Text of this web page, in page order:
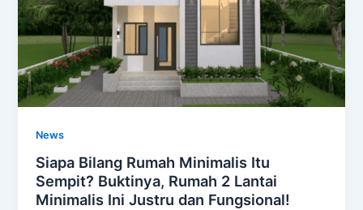
News
Siapa Bilang Rumah Minimalis Itu
Sempit? Buktinya, Rumah 2 Lantai
Minimalis Ini Justru dan Fungsional!